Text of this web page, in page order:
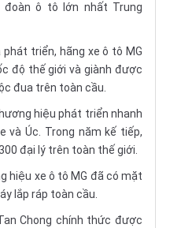
ô tô lớn nhất Trung
triển, hãng xe ô tô MG
độ thế giới và giành được
đua trên toàn cầu.
hiệu phát triển nhanh
và Úc. Trong năm kế tiếp,
đại lý trên toàn thế giới.
hiệu xe ô tô MG đã có mặt
lắp ráp toàn cầu.
Chong chính thức được